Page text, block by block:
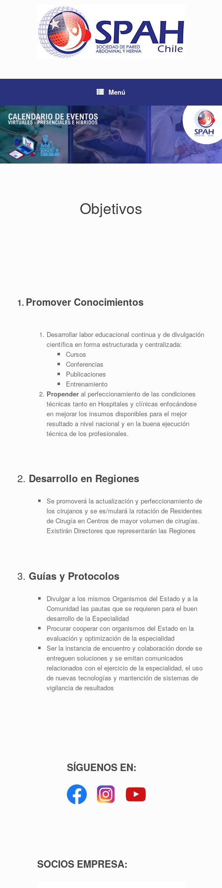
Menú
Objetivos
1. Promover Conocimientos
Desarrollar labor educacional continua y de divulgación
científica en forma estructurada y centralizada:
Cursos
Conferencias
Publicaciones
Entrenamiento
Propenderal perfeccionamiento de las condiciones
técnicas tanto en Hospitales y clínicas enfocándose
en mejorar los insumos disponibles para el mejor
resultado a nivel nacional y en la buena ejecución
técnica de los profesionales.
2. Desarrollo en Regiones
Se promoverá la actualización y perfeccionamiento de
los cirujanos y se es/mulará la rotación de Residentes
de Cirugía en Centros de mayor volumen de cirugías.
Existirán Directores que representarán las Regiones
3. Guías y Protocolos
Divulgar a los mismos Organismos del Estado y a la
Comunidad las pautas que se requieren para el buen
desarrollo de la Especialidad
Procurar cooperar con organismos del Estado en la
evaluación y optimización de la especialidad
Ser la instancia de encuentro y colaboración donde se
entreguen soluciones y se emitan comunicados
relacionados con el ejercicio de la especialidad, el uso
de nuevas tecnologías y mantención de sistemas de
vigilancia de resultados
SÍGUENOS EN:
SOCIOS EMPRESA: